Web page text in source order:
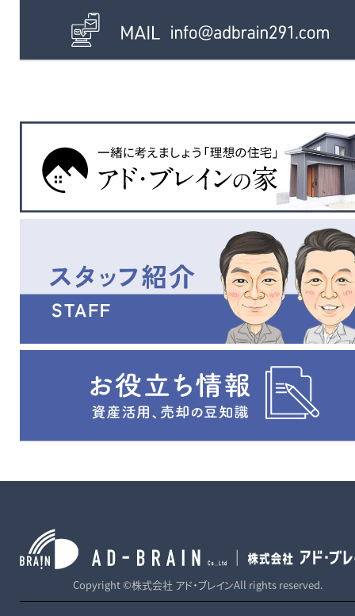
Copyright ©株式会社 アド・ブレインAll rights reserved.